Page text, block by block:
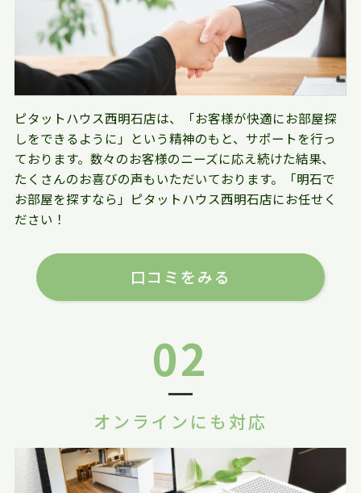
ピタットハウス西明石店は、「お客様が快適にお部屋探
しをできるように」という精神のもと、サポートを行っ
ております。数々のお客様のニーズに応え続けた結果、
たくさんのお喜びの声もいただいております。「明石で
お部屋を探すなら」ピタットハウス西明石店にお任せく
ださい！
口コミをみる
02
オンラインにも対応